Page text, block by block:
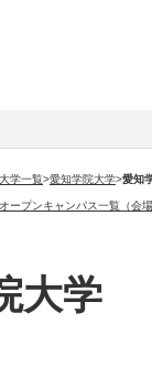
学一覧>愛知学院大学>愛知
ープンキャンパス一覧（会場
大学